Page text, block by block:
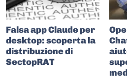
Falsa app Claude per
desktop: scoperta la
distribuzione di
SectopRAT